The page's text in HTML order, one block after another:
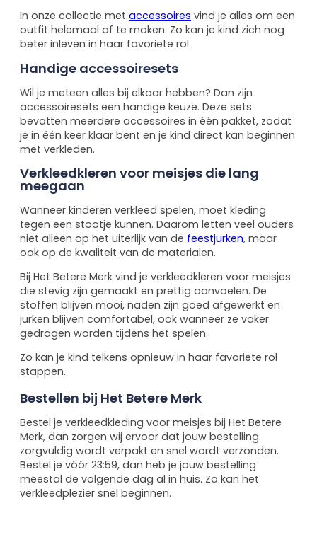
In onze collectie met accessoires vind je alles om een
outfit helemaal af te maken. Zo kan je kind zich nog
beter inleven in haar favoriete rol.
Handige accessoiresets
Wil je meteen alles bij elkaar hebben? Dan zijn
accessoiresets een handige keuze. Deze sets
bevatten meerdere accessoires in één pakket, zodat
je in één keer klaar bent en je kind direct kan beginnen
met verkleden.
Verkleedkleren voor meisjes die lang
meegaan
Wanneer kinderen verkleed spelen, moet kleding
tegen een stootje kunnen. Daarom letten veel ouders
niet alleen op het uiterlijk van de feestjurken, maar
ook op de kwaliteit van de materialen.
Bij Het Betere Merk vind je verkleedkleren voor meisjes
die stevig zijn gemaakt en prettig aanvoelen. De
stoffen blijven mooi, naden zijn goed afgewerkt en
jurken blijven comfortabel, ook wanneer ze vaker
gedragen worden tijdens het spelen.
Zo kan je kind telkens opnieuw in haar favoriete rol
stappen.
Bestellen bij Het Betere Merk
Bestel je verkleedkleding voor meisjes bij Het Betere
Merk, dan zorgen wij ervoor dat jouw bestelling
zorgvuldig wordt verpakt en snel wordt verzonden.
Bestel je vóór 23:59, dan heb je jouw bestelling
meestal de volgende dag al in huis. Zo kan het
verkleedplezier snel beginnen.